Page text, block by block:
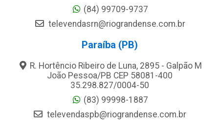
(84) 99709-9737
televendasrn@riograndense.com.br
Paraíba (PB)
R. Hortêncio Ribeiro de Luna, 2895 - Galpão M
João Pessoa/PB CEP 58081-400
35.298.827/0004-50
(83) 99998-1887
televendaspb@riograndense.com.br